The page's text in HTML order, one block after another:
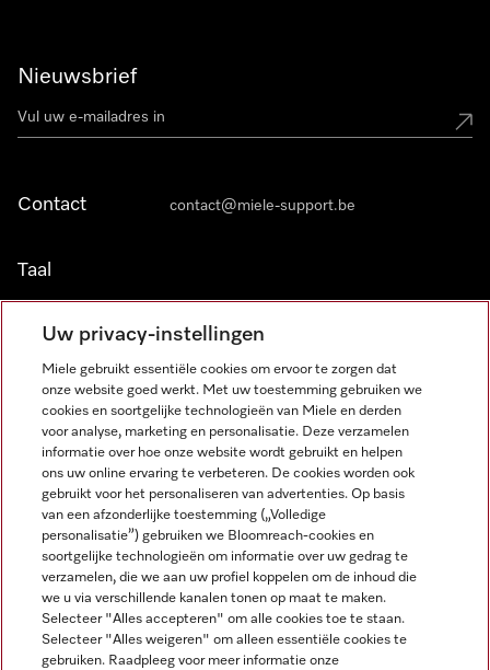
Nieuwsbrief
Contact contact@miele-support.be
Taal
NEDERLANDS
Wettelijke Informatie
Algemene voorwaarden
Privacybeleid
Miele op Facebook
Miele op Youtube
Miele op Instagram
Miele op Pinterest
Uw privacy-instellingen
Miele gebruikt essentiële cookies om ervoor te zorgen dat
onze website goed werkt. Met uw toestemming gebruiken we
cookies en soortgelijke technologieën van Miele en derden
voor analyse, marketing en personalisatie. Deze verzamelen
informatie over hoe onze website wordt gebruikt en helpen
ons uw online ervaring te verbeteren. De cookies worden ook
gebruikt voor het personaliseren van advertenties. Op basis
van een afzonderlijke toestemming („Volledige
personalisatie”) gebruiken we Bloomreach-cookies en
soortgelijke technologieën om informatie over uw gedrag te
verzamelen, die we aan uw profiel koppelen om de inhoud die
we u via verschillende kanalen tonen op maat te maken.
Selecteer "Alles accepteren" om alle cookies toe te staan.
Selecteer "Alles weigeren" om alleen essentiële cookies te
gebruiken. Raadpleeg voor meer informatie onze